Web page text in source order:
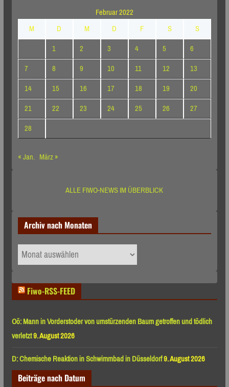
Februar 2022
M
D M D F S
S
1
2 3 4 5
6
7
8 9 10 11 12
13
14
15 16 17 18 19
20
21
22 23 24 25 26
27
28
« Jan. März »
ALLE FIWO-NEWS IM ÜBERBLICK
Archiv nach Monaten
Archiv
nach
Fiwo-RSS-FEED
Oö: Mann in Vorderstoder von umstürzenden Baum getroffen und tödlich
verletzt9. August 2026
D: Chemische Reaktion in Schwimmbad in Düsseldorf9. August 2026
Beiträge nach Datum